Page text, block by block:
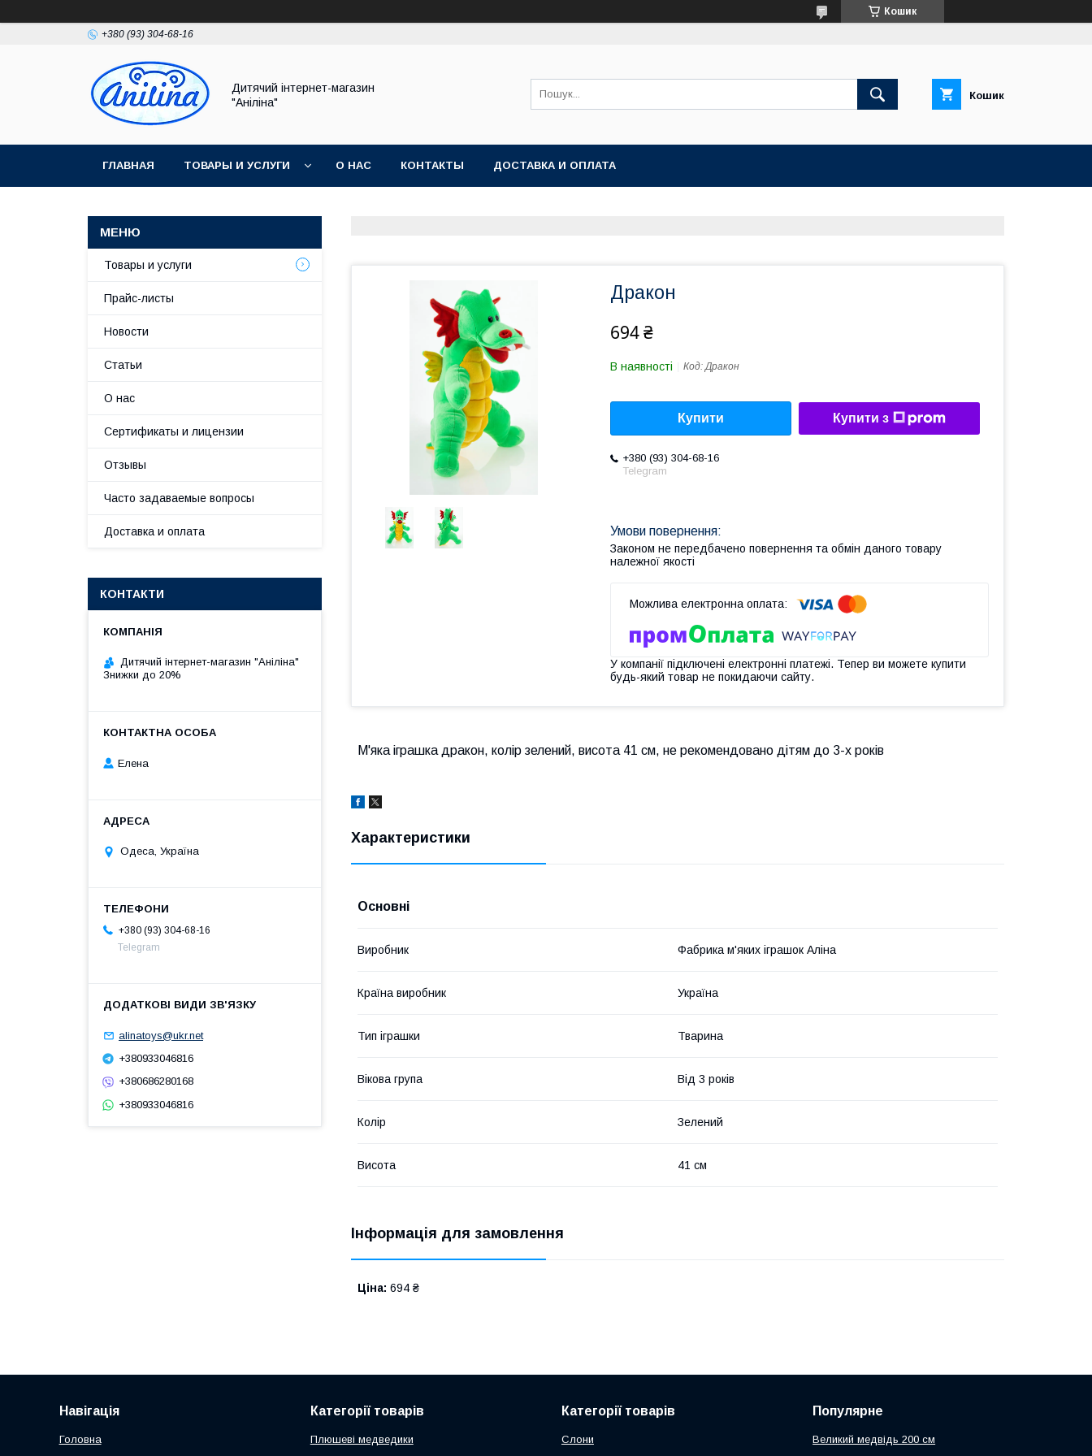
Кошик
+380 (93) 304-68-16
Дитячий інтернет-магазин
"Аніліна"
Кошик
ГЛАВНАЯ ТОВАРЫ И УСЛУГИ О НАС КОНТАКТЫ ДОСТАВКА И ОПЛАТА
Дракон
694 ₴
В наявності Код:Дракон
Купити Купити з
+380 (93) 304-68-16
Telegram
Законом не передбачено повернення та обмін даного товару
належної якості
У компанії підключені електронні платежі. Тепер ви можете купити
будь-який товар не покидаючи сайту.
М'яка іграшка дракон, колір зелений, висота 41 см, не рекомендовано дітям до 3-х років
Характеристики
Основні
Виробник Фабрика м'яких іграшок Аліна
Країна виробник Україна
Тип іграшки Тварина
Вікова група Від 3 років
Колір Зелений
Висота 41 см
Інформація для замовлення
Ціна: 694 ₴
Товары и услуги
Прайс-листы
Новости
Статьи
О нас
Сертификаты и лицензии
Отзывы
Часто задаваемые вопросы
Доставка и оплата
КОНТАКТИ
Дитячий інтернет-магазин "Аніліна"
Знижки до 20%
Елена
Одеса, Україна
+380 (93) 304-68-16
Telegram
alinatoys@ukr.net
+380933046816
+380686280168
+380933046816
Навігація
Головна
Категорії товарів
Плюшеві медведики
Категорії товарів
Слони
Популярне
Великий медвідь 200 см